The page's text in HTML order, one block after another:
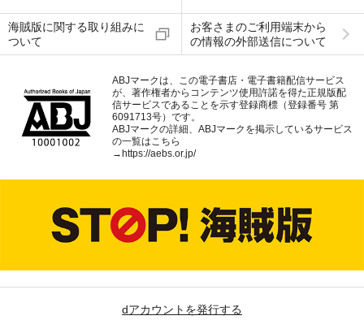
海賊版に関する取り組みに
ついて
お客さまのご利用端末から
の情報の外部送信について
ABJマークは、この電子書店・電子書籍配信サービス
が、著作権者からコンテンツ使用許諾を得た正規版配
信サービスであることを示す登録商標（登録番号 第
6091713号）です。
ABJマークの詳細、ABJマークを掲示しているサービス
の一覧はこちら
→ https://aebs.or.jp/
dアカウントを発行する